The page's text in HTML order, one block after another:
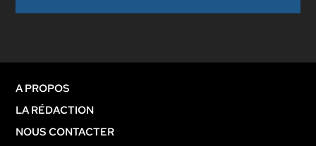
A PROPOS
LA RÉDACTION
NOUS CONTACTER